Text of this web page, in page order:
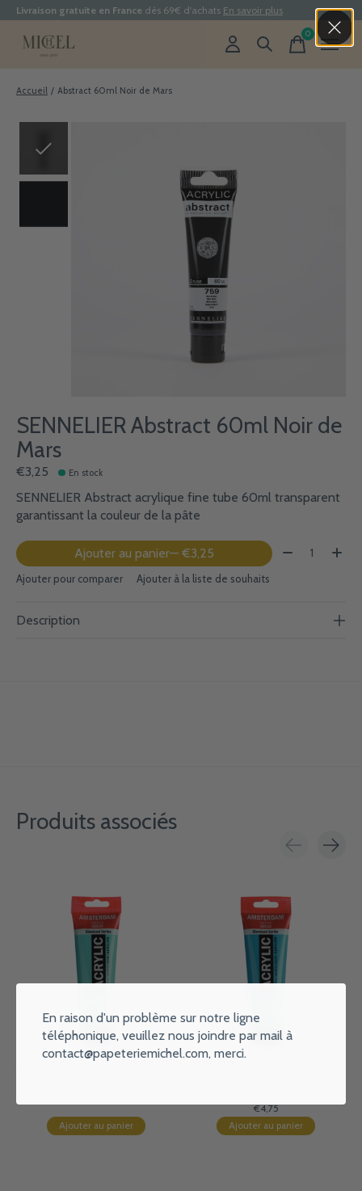
Livraison gratuite en France dès 69€ d'achats En savoir plus
0items
Accueil / Abstract 60ml Noir de Mars
SENNELIER Abstract 60ml Noir de
Mars
€3,25 En stock
SENNELIER Abstract acrylique fine tube 60ml transparent
garantissant la couleur de la pâte
Ajouter au panier — €3,25 Quantité:
Ajouter pour comparer Ajouter à la liste de souhaits
Description
Produits associés
Ajouter au panier
€4,75
Ajouter au panier
En raison d'un problème sur notre ligne
téléphonique, veuillez nous joindre par mail à
contact@papeteriemichel.com, merci.